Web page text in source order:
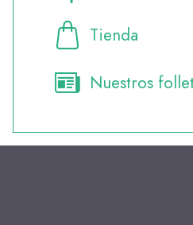
Tienda
Nuestros